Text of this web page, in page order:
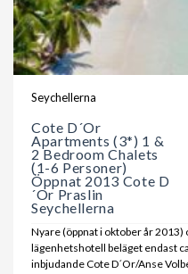
Seychellerna
Cote D´Or
Apartments (3*) 1 &
2 Bedroom Chalets
(1-6 Personer)
Öppnat 2013 Cote D
´Or Praslin
Seychellerna
Nyare (öppnat i oktober år
lägenhetshotell beläget endast
inbjudande Cote D´Or/Anse